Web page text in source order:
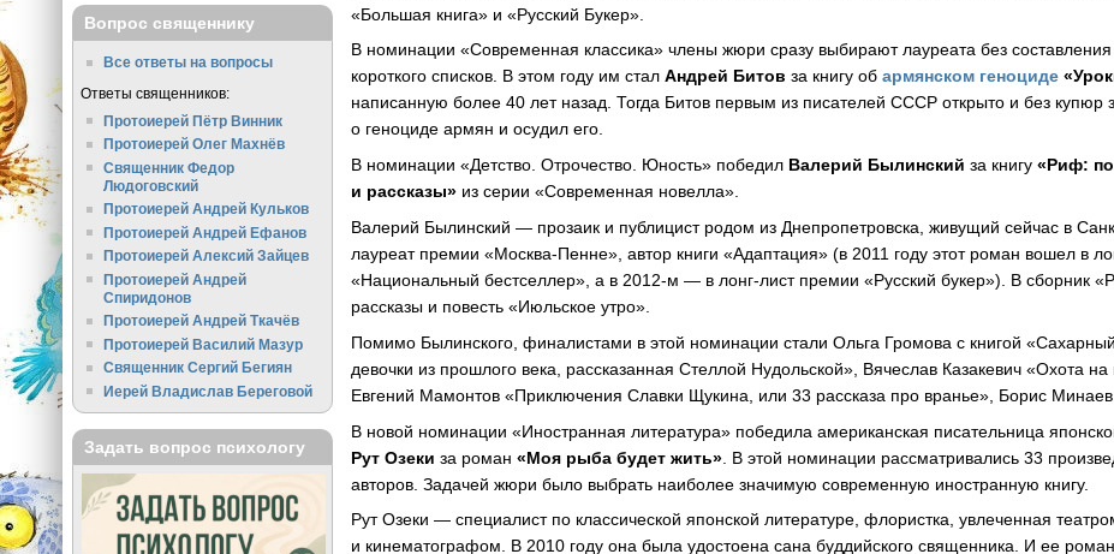
«Большая книга» и «Русский Букер».
В номинации «Современная классика» члены жюри сразу выбирают лауреата без составления
короткого списков. В этом году им сталАндрей Битов за книгу обармянском геноциде
написанную более 40 лет назад. Тогда Битов первым из писателей СССР открыто и без купюр
о геноциде армян и осудил его.
В номинации «Детство. Отрочество. Юность» победил Валерий Былинский за книгу«Риф:
и рассказы» из серии «Современная новелла».
Валерий Былинский — прозаик и публицист родом из Днепропетровска, живущий сейчас в
лауреат премии «Москва-Пенне», автор книги «Адаптация» (в 2011 году этот роман вошел в
«Национальный бестселлер», а в 2012-м — в лонг-лист премии «Русский букер»). В сборник
рассказы и повесть «Июльское утро».
Помимо Былинского, финалистами в этой номинации стали Ольга Громова с книгой
девочки из прошлого века, рассказанная Стеллой Нудольской», Вячеслав Казакевич «Охота на
Евгений Мамонтов «Приключения Славки Щукина, или 33 рассказа про вранье», Борис
В новой номинации «Иностранная литература» победила американская писательница
Рут Озеки за роман«Моя рыба будет жить» . В этой номинации рассматривались 33
авторов. Задачей жюри было выбрать наиболее значимую современную иностранную книгу.
Рут Озеки — специалист по классической японской литературе, флористка, увлеченная
и кинематографом. В 2010 году она была удостоена сана буддийского священника. И ее
Вопрос священнику
Все ответы на вопросы
Ответы священников:
Протоиерей Пётр Винник
Протоиерей Олег Махнёв
Священник Федор
Людоговский
Протоиерей Андрей Кульков
Протоиерей Андрей Ефанов
Протоиерей Алексий Зайцев
Протоиерей Андрей
Спиридонов
Протоиерей Андрей Ткачёв
Протоиерей Василий Мазур
Священник Сергий Бегиян
Иерей Владислав Береговой
Задать вопрос психологу